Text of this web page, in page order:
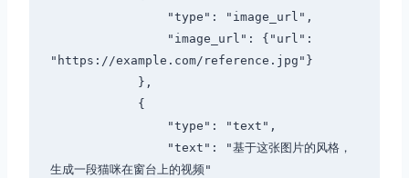
"https://example.com/reference.jpg"}
生成一段猫咪在窗台上的视频"